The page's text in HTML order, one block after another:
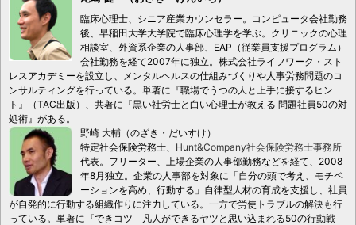
臨床心理士、シニア産業カウンセラー。コンピュータ会社勤務
後、早稲田大学大学院で臨床心理学を学ぶ。クリニックの心理
相談室、外資系企業の人事部、EAP（従業員支援プログラム）
会社勤務を経て2007年に独立。株式会社ライフワーク・スト
レスアカデミーを設立し、メンタルヘルスの仕組みづくりや人事労務問題のコ
ンサルティングを行っている。単著に『職場でうつの人と上手に接するヒン
ト』（TAC出版）、共著に『黒い社労士と白い心理士が教える 問題社員50の対
処術』がある。
野崎 大輔（のざき・だいすけ）
特定社会保険労務士、 Hunt&Company社会保険労務士事務所
代表。フリーター、上場企業の人事部勤務などを経て、2008
年8月独立。企業の人事部を対象に「自分の頭で考え、モチベ
ーションを高め、行動する」自律型人材の育成を支援し、社員
が自発的に行動する組織作りに注力している。一方で労使トラブルの解決も行
っている。単著に『できコツ 凡人ができるヤツと思い込まれる50の行動戦